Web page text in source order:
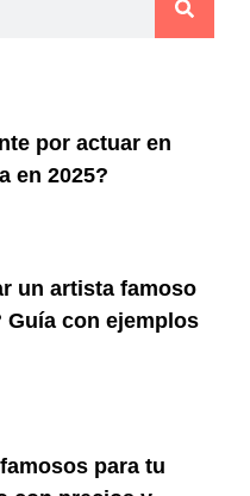
por actuar en
en 2025?
un artista famoso
Guía con ejemplos
para tu